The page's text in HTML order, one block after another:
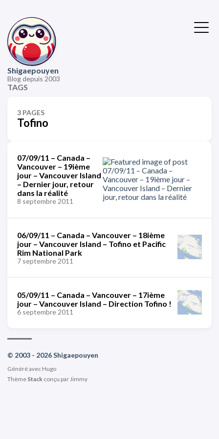
Shigaepouyen
Blog depuis 2003
TAGS
3 PAGES
Tofino
07/09/11 – Canada –
Vancouver – 19ième
jour – Vancouver Island
– Dernier jour, retour
dans la réalité
8 septembre 2011
06/09/11 – Canada – Vancouver – 18ième
jour – Vancouver Island – Tofino et Pacific
Rim National Park
7 septembre 2011
05/09/11 – Canada – Vancouver – 17ième
jour – Vancouver Island – Direction Tofino !
6 septembre 2011
© 2003 - 2026 Shigaepouyen
Généré avec Hugo
Thème Stack conçu parJimmy